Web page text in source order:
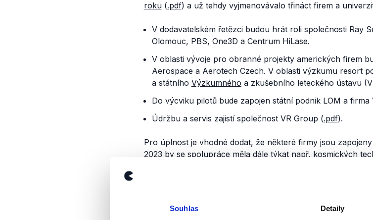
Souhlas Detaily
roku(.pdf) a už tehdy vyjmenovávalo třináct firem a
V dodavatelském řetězci budou hrát roli společnosti Ray
Olomouc, PBS, One3D a Centrum HiLase.
V oblasti vývoje pro obranné projekty amerických firem
Aerospace a Aerotech Czech. V oblasti výzkumu resort
a státního Výzkumného a zkušebního leteckého ústavu
Do výcviku pilotů bude zapojen státní podnik LOM a firma
Údržbu a servis zajistí společnost VR Group (.pdf).
Pro úplnost je vhodné dodat, že některé firmy jsou
2023 by se spolupráce měla dále týkatnapř. kosmických
V souvislosti s nákupem amerických letounů F-35 je tedy